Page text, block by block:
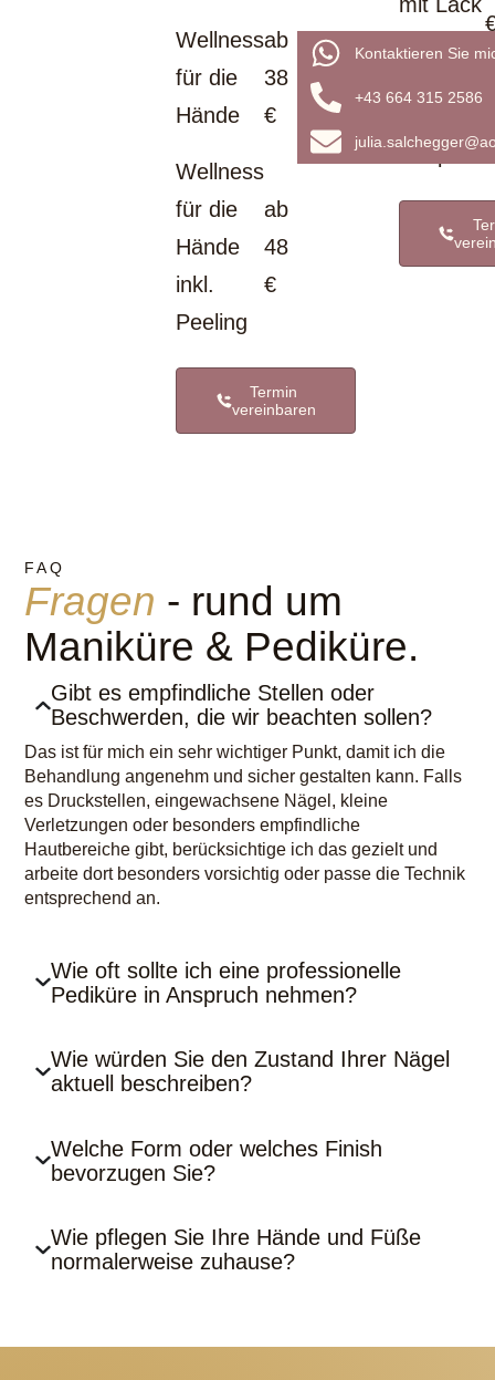
Wellness
für die
Hände
ab
38
€
Wellness
für die
Hände
inkl.
Peeling
ab
48
€
Termin
vereinbaren
mit Lack
Fragen - rund um
Maniküre & Pediküre.
FAQ
Gibt es empfindliche Stellen oder
Beschwerden, die wir beachten sollen?
Das ist für mich ein sehr wichtiger Punkt, damit ich die
Behandlung angenehm und sicher gestalten kann. Falls
es Druckstellen, eingewachsene Nägel, kleine
Verletzungen oder besonders empfindliche
Hautbereiche gibt, berücksichtige ich das gezielt und
arbeite dort besonders vorsichtig oder passe die Technik
entsprechend an.
Wie oft sollte ich eine professionelle
Pediküre in Anspruch nehmen?
Wie würden Sie den Zustand Ihrer Nägel
aktuell beschreiben?
Welche Form oder welches Finish
bevorzugen Sie?
Wie pflegen Sie Ihre Hände und Füße
normalerweise zuhause?
Kontaktieren Sie
+43 664 315 2586